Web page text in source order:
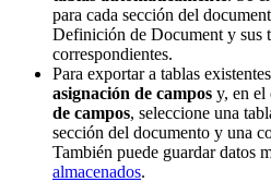
para cada sección del
Definición de Document y sus
correspondientes.
Para exportar a tablas
asignación de campos y, en el
de campos, seleccione una
sección del documento y una
También puede guardar datos
almacenados.